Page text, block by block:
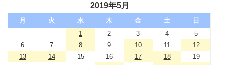
2019年5月
月 火 水 木 金 土
日
1
2 3 4
5
6
7 8 9 10 11
12
13
14 15 16 17 18
19